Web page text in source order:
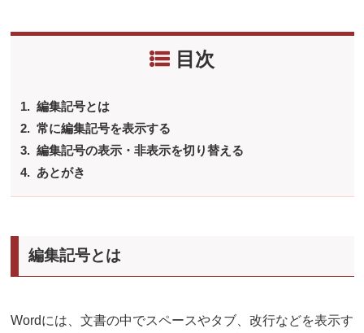
目次
編集記号とは
常に編集記号を表示する
編集記号の表示・非表示を切り替える
あとがき
編集記号とは
Wordには、文書の中でスペースやタブ、改行などを表示す